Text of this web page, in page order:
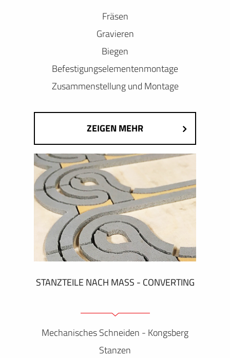
Fräsen
Gravieren
Biegen
Befestigungselementenmontage
Zusammenstellung und Montage
ZEIGEN MEHR
STANZTEILE NACH MASS - CONVERTING
Mechanisches Schneiden - Kongsberg
Stanzen